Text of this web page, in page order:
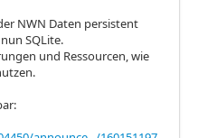
NWN Daten persistent
SQLite.
und Ressourcen, wie